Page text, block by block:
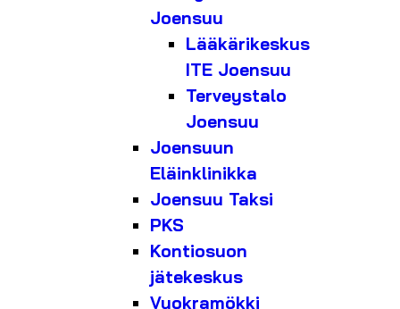
Joensuu
Lääkärikeskus
ITE Joensuu
Terveystalo
Joensuu
Joensuun
Eläinklinikka
Joensuu Taksi
PKS
Kontiosuon
jätekeskus
Vuokramökki